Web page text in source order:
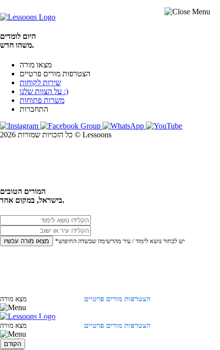
היום לומדים
משהו חדש.
מצאו מורה
הצטרפות מורים פרטיים
שירות לקוחות
על הצוות שלנו :)
משרות פתוחות
התחברות
כל הזכויות שמורות 2026 © Lessoons
המורים הטובים
בישראל, במקום אחד.
מצאו מורה עכשיו *יש לבחור נושא לימוד / עיר מהרשימה שבשדה החיפוש
הצטרפות מורים פרטיים מצא מורה
הצטרפות מורים פרטיים מצא מורה
הקודם